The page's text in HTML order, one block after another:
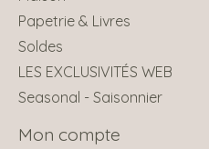
Papetrie & Livres
Soldes
LES EXCLUSIVITÉS WEB
Seasonal - Saisonnier
Mon compte